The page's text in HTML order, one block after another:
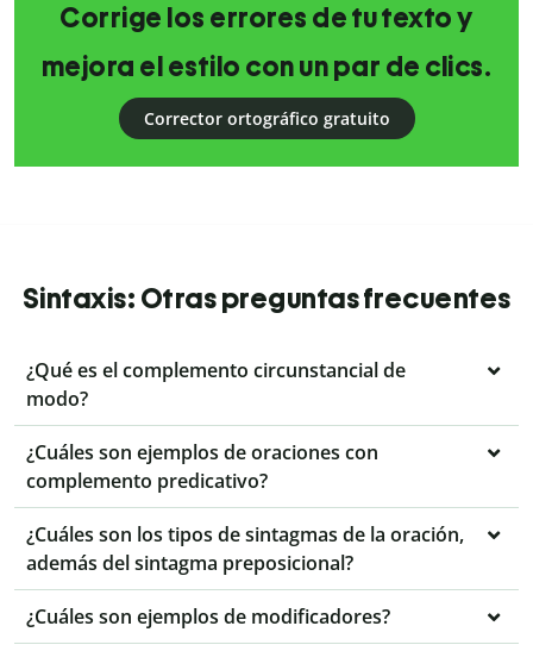
Corrige los errores de tu texto y
mejora el estilo con un par de clics.
Corrector ortográfico gratuito
Sintaxis: Otras preguntas frecuentes
¿Qué es el complemento circunstancial de
modo?
¿Cuáles son ejemplos de oraciones con
complemento predicativo?
¿Cuáles son los tipos de sintagmas de la oración,
además del sintagma preposicional?
¿Cuáles son ejemplos de modificadores?